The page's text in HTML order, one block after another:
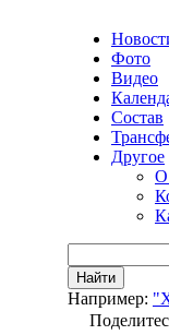
Фото
Видео
Состав
Другое
О
Найти
Например: